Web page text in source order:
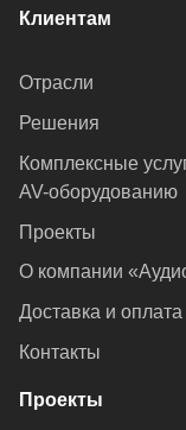
Клиентам
Отрасли
Решения
Комплексные
AV-оборудованию
Проекты
О компании
Доставка и оплата
Контакты
Проекты